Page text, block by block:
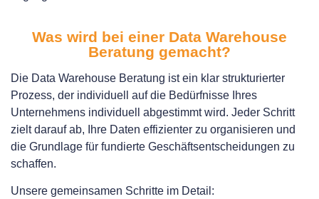
Was wird bei einer Data Warehouse
Beratung gemacht?
Die Data Warehouse Beratung ist ein klar strukturierter
Prozess, der individuell auf die Bedürfnisse Ihres
Unternehmens individuell abgestimmt wird. Jeder Schritt
zielt darauf ab, Ihre Daten effizienter zu organisieren und
die Grundlage für fundierte Geschäftsentscheidungen zu
schaffen.
Unsere gemeinsamen Schritte im Detail: